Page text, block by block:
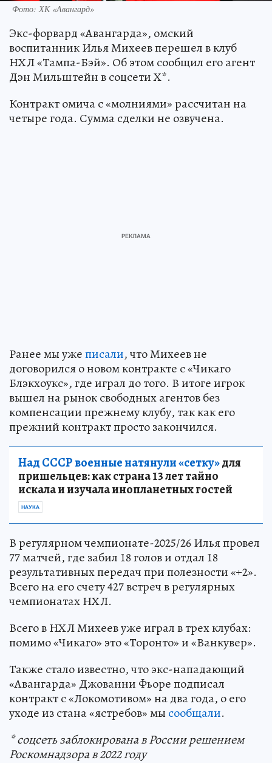
Фото: ХК «Авангард»
Экс-форвард «Авангарда», омский
воспитанник Илья Михеев перешел в клуб
НХЛ «Тампа-Бэй». Об этом сообщил его агент
Дэн Мильштейн в соцсети Х*.
Контракт омича с «молниями» рассчитан на
четыре года. Сумма сделки не озвучена.
Ранее мы ужеписали, что Михеев не
договорился о новом контракте с «Чикаго
Блэкхоукс», где играл до того. В итоге игрок
вышел на рынок свободных агентов без
компенсации прежнему клубу, так как его
прежний контракт просто закончился.
Над СССР военные натянули «сетку»для
пришельцев: как страна 13 лет тайно
искала и изучала инопланетных гостей
НАУКА
В регулярном чемпионате-2025/26 Илья провел
77 матчей, где забил 18 голов и отдал 18
результативных передач при полезности «+2».
Всего на его счету 427 встреч в регулярных
чемпионатах НХЛ.
Всего в НХЛ Михеев уже играл в трех клубах:
помимо «Чикаго» это «Торонто» и «Ванкувер».
Также стало известно, что экс-нападающий
«Авангарда» Джованни Фьоре подписал
контракт с «Локомотивом» на два года, о его
уходе из стана «ястребов» мы сообщали.
* соцсеть заблокирована в России решением
Роскомнадзора в 2022 году